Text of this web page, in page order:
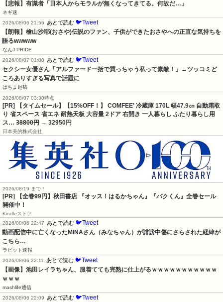
【悲報】有識者「日本人からモラルが無くなってきてる。何故だ…」
ネギ速
2026/08/06 21:56
あとで読む 🐦Tweet
【朗報】檜山沙耶(おさや)伝説のファン、子供ができたおさやへの正直な気持ちを
語るwwwww
なんJ PRIDE
2026/08/07 01:00
あとで読む 🐦Tweet
セクシー女優さん「アルファード一括で買っちゃう私って素敵！」→ツッコミど
ころありすぎる写真で話題に
はちま起稿
2026/08/07 03:30時点
[PR] 【タイムセール】【15%OFF！】 COMFEE' 冷蔵庫 170L 幅47.9㎝ 自動霜取
り 省スペース 省エネ 耐熱天板 大容量 2ドア 右開き 一人暮らし ふたり暮らし用
ス… 38800円 → 32950円
日本美的株式会社
2026/08/19 まで！
[PR]
【全巻99円】秋田書店 『オッス！はるかちゃん』『バクくん』全巻セール
開催中！
Kindleストア
2026/08/06 22:47 あとで読む 🐦Tweet
動画配信中に亡くなったMINAさん（みなちゃん）が誹謗中傷にさらされた経緯が
こちら…
ラビット速報
2026/08/06 22:11 あとで読む 🐦Tweet
【画像】池田レイラちゃん、服着てても完熟に仕上がるｗｗｗｗｗｗｗｗｗｗｗ
ｗｗｗ
mashlife通信
2026/08/06 22:09 あとで読む 🐦Tweet